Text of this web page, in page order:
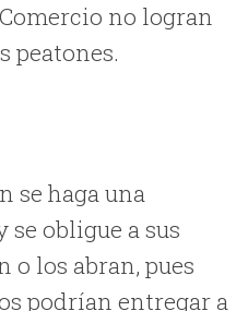
no logran
peatones.
se haga una
obligue a sus
o los abran, pues
podrían entregar a